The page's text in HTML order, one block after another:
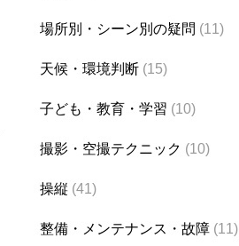
場所別・シーン別の疑問 (11)
天候・環境判断 (15)
子ども・教育・学習 (10)
撮影・空撮テクニック (10)
操縦 (41)
整備・メンテナンス・故障 (11)